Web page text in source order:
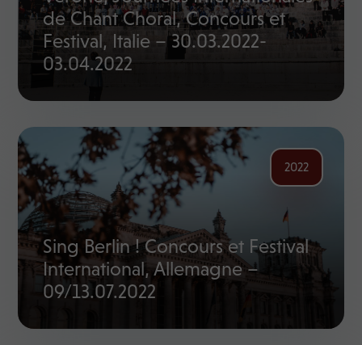
de Chant Choral, Concours et
Festival, Italie – 30.03.2022-
03.04.2022
2022
Sing Berlin ! Concours et Festival
International, Allemagne –
09/13.07.2022